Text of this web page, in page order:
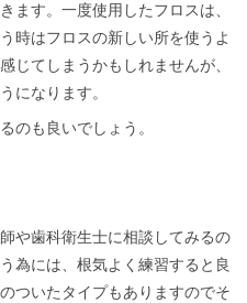
ます。一度使用したフロスは、
時はフロスの新しい所を使うよ
じてしまうかもしれませんが、
になります。
のも良いでしょう。
や歯科衛生士に相談してみるの
為には、根気よく練習すると良
ついたタイプもありますのでそ